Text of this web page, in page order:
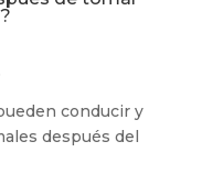
conducir y
después del